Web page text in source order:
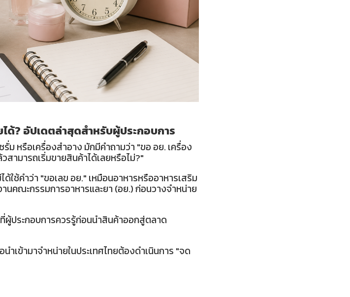
ได้? อัปเดตล่าสุดสำหรับผู้ประกอบการ
ม หรือเครื่องสำอาง มักมีคำถามว่า "ขอ อย. เครื่อง
สามารถเริ่มขายสินค้าได้เลยหรือไม่?"
ด้ใช้คำว่า "ขอเลข อย." เหมือนอาหารหรืออาหารเสริม
นคณะกรรมการอาหารและยา (อย.) ก่อนวางจำหน่าย
ผู้ประกอบการควรรู้ก่อนนำสินค้าออกสู่ตลาด
เข้ามาจำหน่ายในประเทศไทยต้องดำเนินการ "จด